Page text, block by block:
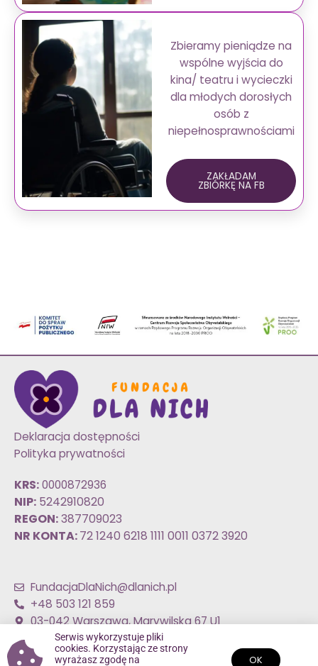
Zbieramy pieniądze na
wspólne wyjścia do
kina/ teatru i wycieczki
dla młodych dorosłych
osób z
niepełnosprawnościami
ZAKŁADAM
ZBIÓRKĘ NA FB
Deklaracja dostępności
Polityka prywatności
KRS:0000872936
NIP: 5242910820
REGON:387709023
NR KONTA:72 1240 6218 1111 0011 0372 3920
FundacjaDlaNich@dlanich.pl
+48 503 121 859
03-042 Warszawa, Marywilska 67 U1
Znajdź nas:
F I
Serwis wykorzystuje pliki
cookies. Korzystając ze strony
wyrażasz zgodę na
OK